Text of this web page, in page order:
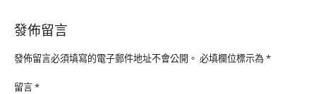
發佈留言
發佈留言必須填寫的電子郵件地址不會公開。 必填欄位標示為*
留言*